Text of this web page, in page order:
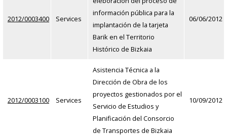
2012/0003400 Services
información pública para la
implantación de la tarjeta
Barik en el Territorio
Histórico de Bizkaia
06/06/2012
2012/0003100 Services
Asistencia Técnica a la
Dirección de Obra de los
proyectos gestionados por el
Servicio de Estudios y
Planificación del Consorcio
de Transportes de Bizkaia
10/09/2012